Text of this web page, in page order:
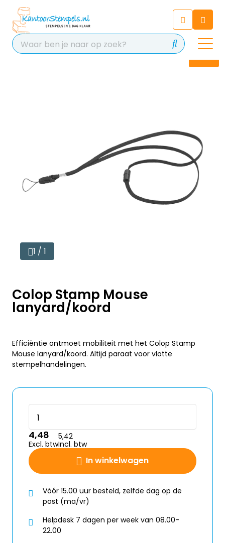
Chat 24/7 met onze chatbot
voor hulp
Contact
1 / 1
Colop Stamp Mouse
lanyard/koord
Efficiëntie ontmoet mobiliteit met het Colop Stamp
Mouse lanyard/koord. Altijd paraat voor vlotte
stempelhandelingen.
In winkelwagen
4,48
Excl. btw
5,42
Incl. btw
Vóór 15.00 uur besteld, zelfde dag op de
post (ma/vr)
Helpdesk 7 dagen per week van 08.00-
22.00